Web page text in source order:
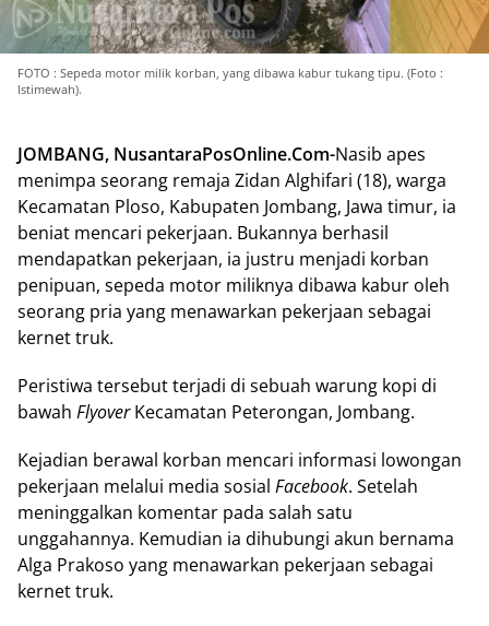
FOTO : Sepeda motor milik korban, yang dibawa kabur tukang tipu. (Foto :
Istimewah).
JOMBANG, NusantaraPosOnline.Com-Nasib apes
menimpa seorang remaja Zidan Alghifari (18), warga
Kecamatan Ploso, Kabupaten Jombang, Jawa timur, ia
beniat mencari pekerjaan. Bukannya berhasil
mendapatkan pekerjaan, ia justru menjadi korban
penipuan, sepeda motor miliknya dibawa kabur oleh
seorang pria yang menawarkan pekerjaan sebagai
kernet truk.
Peristiwa tersebut terjadi di sebuah warung kopi di
bawah FlyoverKecamatan Peterongan, Jombang.
Kejadian berawal korban mencari informasi lowongan
pekerjaan melalui media sosial Facebook. Setelah
meninggalkan komentar pada salah satu
unggahannya. Kemudian ia dihubungi akun bernama
Alga Prakoso yang menawarkan pekerjaan sebagai
kernet truk.